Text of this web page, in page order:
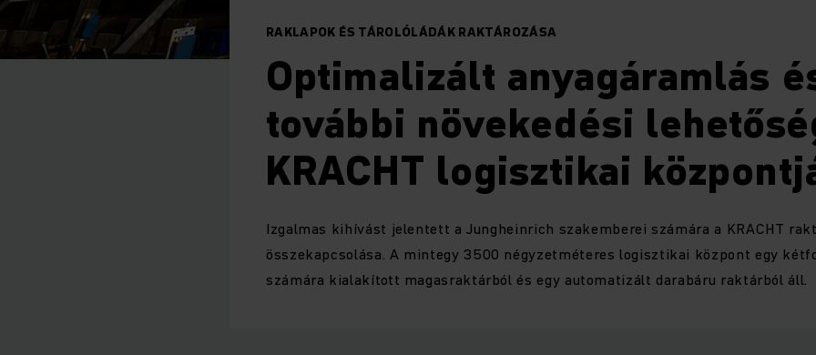
RAKLAPOK ÉS TÁROLÓLÁDÁK RAKTÁROZÁSA
Optimalizált anyagáramlás
további növekedési
KRACHT logisztikai
Izgalmas kihívást jelentett a Jungheinrich szakemberei számára a KRACHT
összekapcsolása. A mintegy 3500 négyzetméteres logisztikai központ egy
számára kialakított magasraktárból és egy automatizált darabáru raktárból áll.